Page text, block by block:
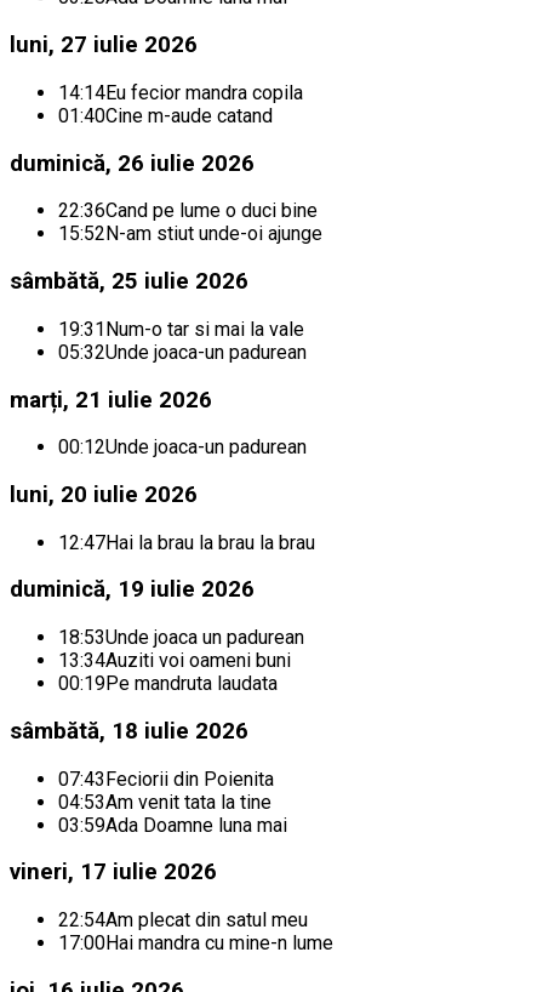
luni, 27 iulie 2026
14:14Eu fecior mandra copila
01:40Cine m-aude catand
duminică, 26 iulie 2026
22:36Cand pe lume o duci bine
15:52 N-am stiut unde-oi ajunge
sâmbătă, 25 iulie 2026
19:31Num-o tar si mai la vale
05:32Unde joaca-un padurean
marți, 21 iulie 2026
00:12Unde joaca-un padurean
luni, 20 iulie 2026
12:47Hai la brau la brau la brau
duminică, 19 iulie 2026
18:53Unde joaca un padurean
13:34Auziti voi oameni buni
00:19Pe mandruta laudata
sâmbătă, 18 iulie 2026
07:43Feciorii din Poienita
04:53Am venit tata la tine
03:59Ada Doamne luna mai
vineri, 17 iulie 2026
22:54Am plecat din satul meu
17:00Hai mandra cu mine-n lume